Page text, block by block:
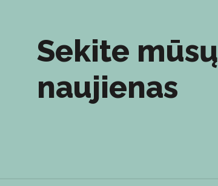
Sekite mūsų
naujienas